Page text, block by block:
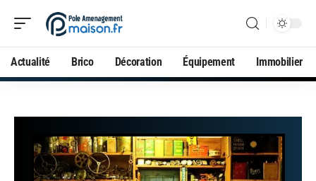
Actualité Brico Décoration Équipement Immobilier